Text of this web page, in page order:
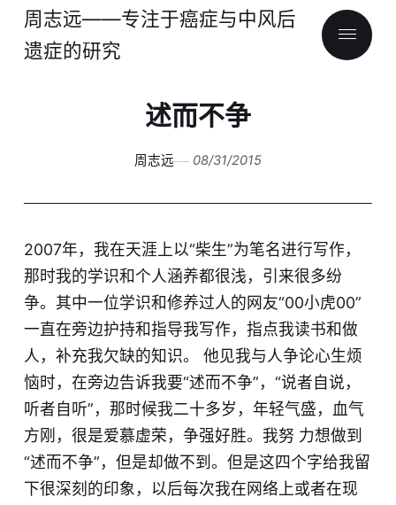
周志远——专注于癌症与中风后
遗症的研究
述而不争
周志远 08/31/2015
2007年，我在天涯上以“柴生”为笔名进行写作，
那时我的学识和个人涵养都很浅，引来很多纷
争。其中一位学识和修养过人的网友“00小虎00”
一直在旁边护持和指导我写作，指点我读书和做
人，补充我欠缺的知识。 他见我与人争论心生烦
恼时，在旁边告诉我要“述而不争”，“说者自说，
听者自听”，那时候我二十多岁，年轻气盛，血气
方刚，很是爱慕虚荣，争强好胜。我努 力想做到
“述而不争”，但是却做不到。但是这四个字给我留
下很深刻的印象，以后每次我在网络上或者在现